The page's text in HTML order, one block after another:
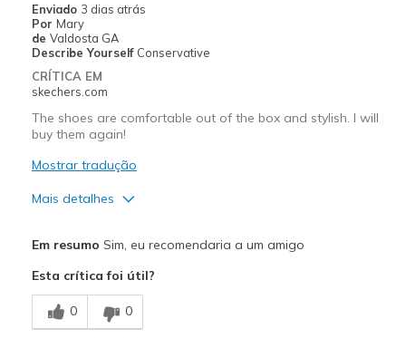
View On Shoes
Shoes are for Wearing
Enviado 3 dias atrás
Por Mary
de Valdosta GA
Describe Yourself Conservative
CRÍTICA EM
skechers.com
The shoes are comfortable out of the box and stylish. I will
buy them again!
Mostrar tradução
Mais detalhes
Breathe Well
Comfortable
Em resumo Sim, eu recomendaria a um amigo
Esta crítica foi útil?
0 0